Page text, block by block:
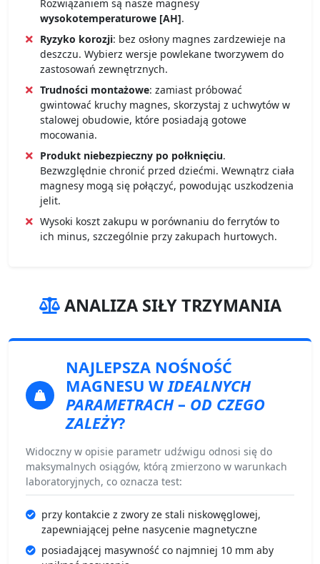
Rozwiązaniem są nasze magnesy
wysokotemperaturowe [AH].
Ryzyko korozji: bez osłony magnes zardzewieje na
deszczu. Wybierz wersje powlekane tworzywem do
zastosowań zewnętrznych.
Trudności montażowe: zamiast próbować
gwintować kruchy magnes, skorzystaj z uchwytów w
stalowej obudowie, które posiadają gotowe
mocowania.
Produkt niebezpieczny po połknięciu.
Bezwzględnie chronić przed dziećmi. Wewnątrz ciała
magnesy mogą się połączyć, powodując uszkodzenia
jelit.
Wysoki koszt zakupu w porównaniu do ferrytów to
ich minus, szczególnie przy zakupach hurtowych.
ANALIZA SIŁY TRZYMANIA
NAJLEPSZA NOŚNOŚĆ
MAGNESU WIDEALNYCH
PARAMETRACH– OD CZEGO
ZALEŻY?
Widoczny w opisie parametr udźwigu odnosi się do
maksymalnych osiągów, którą zmierzono w warunkach
laboratoryjnych, co oznacza test:
przy kontakcie z zwory ze stali niskowęglowej,
zapewniającej pełne nasycenie magnetyczne
posiadającej masywność co najmniej 10 mm aby